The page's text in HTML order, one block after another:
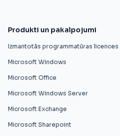
Produkti un pakalpojumi
Izmantotās programmatūras licences
Microsoft Windows
Microsoft Office
Microsoft Windows Server
Microsoft Exchange
Microsoft Sharepoint